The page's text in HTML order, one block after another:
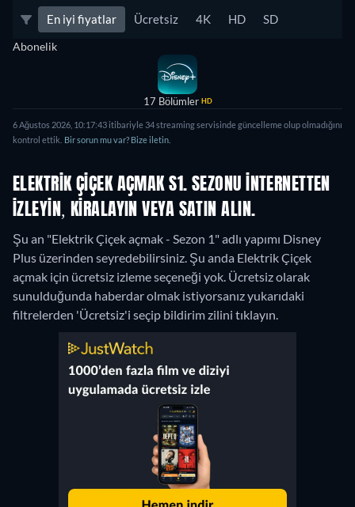
En iyi fiyatlar Ücretsiz 4K HD SD
Abonelik
17 Bölümler HD
6 Ağustos 2026, 10:17:43 itibariyle 34 streaming servisinde güncelleme olup olmadığını
kontrol ettik. Bir sorun mu var? Bize iletin.
ELEKTRIK ÇIÇEK AÇMAK S1. SEZONU INTERNETTEN
IZLEYIN, KIRALAYIN VEYA SATIN ALIN.
Şu an "Elektrik Çiçek açmak - Sezon 1" adlı yapımı Disney
Plus üzerinden seyredebilirsiniz. Şu anda Elektrik Çiçek
açmak için ücretsiz izleme seçeneği yok. Ücretsiz olarak
sunulduğunda haberdar olmak istiyorsanız yukarıdaki
filtrelerden 'Ücretsiz'i seçip bildirim zilini tıklayın.